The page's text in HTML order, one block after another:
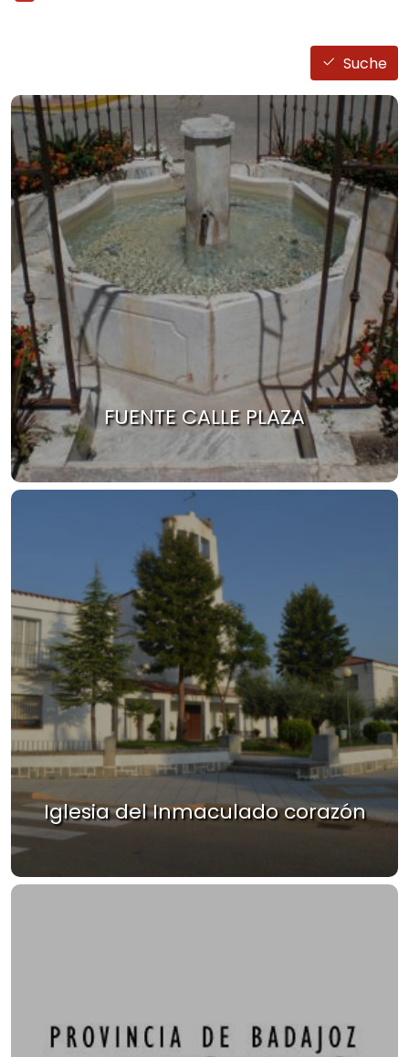
Suche
FUENTE CALLE PLAZA
Iglesia del Inmaculado corazón